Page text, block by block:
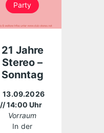
Party
21 Jahre
Stereo –
Sonntag
13.09.2026
// 14:00 Uhr
Vorraum
In der